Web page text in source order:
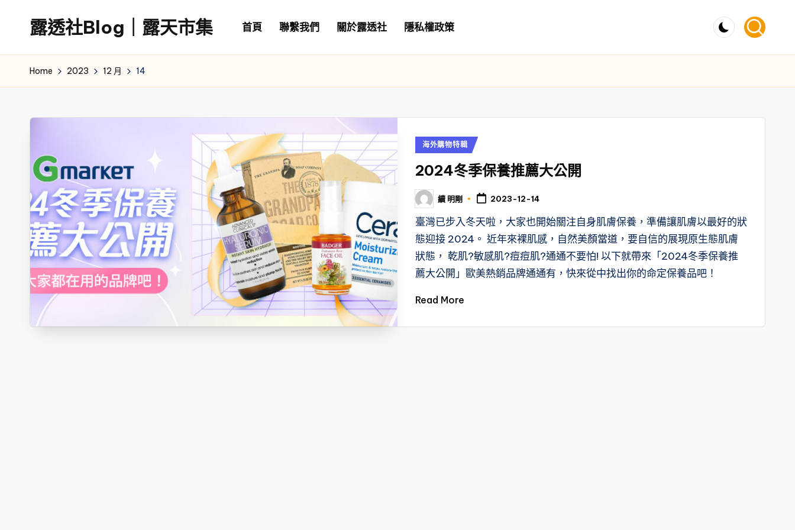
content
露透社Blog｜露天市集
透
社
｜
市
首頁 聯繫我們 關於露透社 隱私權政策
Home 2023 12 月 14
Posted
海外購物特輯
2024冬季保養推薦大公開
Posted
by
續 明剛 2023-12-14
臺灣已步入冬天啦，大家也開始關注自身肌膚保養，準備讓肌膚以最好的狀
態迎接 2024。 近年來裸肌感，自然美顏當道，要自信的展現原生態肌膚
狀態， 乾肌?敏感肌?痘痘肌?通通不要怕! 以下就帶來「2024冬季保養推
薦大公開」歐美熱銷品牌通通有，快來從中找出你的命定保養品吧！
Read More